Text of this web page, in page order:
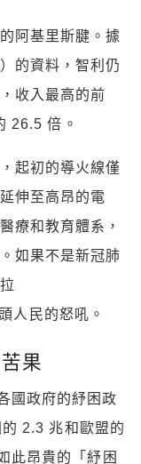
阿基里斯腱。據
的資料，智利仍
收入最高的前
26.5 倍。
起初的導火線僅
伸至高昂的電
療和教育體系，
如果不是新冠肺
人民的怒吼。
果
國政府的紓困政
2.3 兆和歐盟的
此昂貴的「紓困